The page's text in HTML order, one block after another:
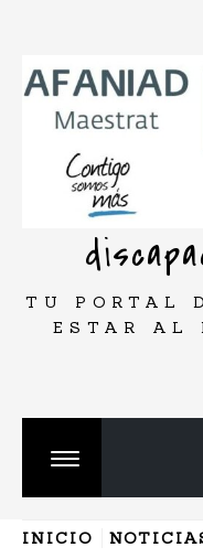
contenido
TU PORTAL
ESTAR AL
Cambiar
INICIO